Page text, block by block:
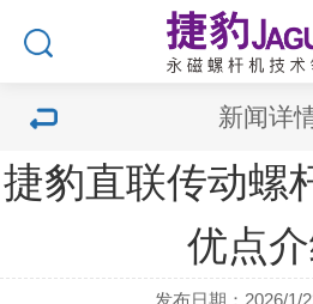
新闻详
捷豹直联传动螺
优点
发布日期：2026/1/